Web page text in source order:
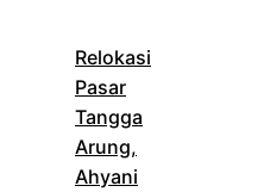
Relokasi
Pasar
Tangga
Arung,
Ahyani